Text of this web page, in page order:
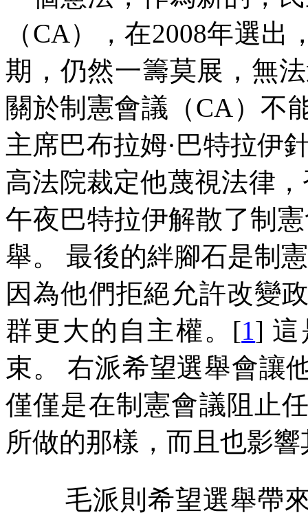
（CA），在2008年選出
期，仍然一籌莫展，無
關於制憲會議（CA）不
主席巴布拉姆·巴特拉伊
高法院裁定他蔑視法律
午夜巴特拉伊解散了制
舉。
最後的絆腳石是制
因為他們拒絕允許改變
群更大的自主權。 [1] 這
束。
右派希望選舉會讓
僅僅是在制憲會議阻止
所做的那樣，而且也影
毛派則希望選舉帶